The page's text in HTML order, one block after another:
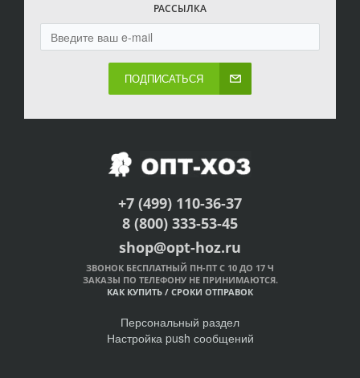
РАССЫЛКА
ПОДПИСАТЬСЯ
+7 (499) 110-36-37
8 (800) 333-53-45
shop@opt-hoz.ru
ЗВОНОК БЕСПЛАТНЫЙ ПН-ПТ С 10 ДО 17 Ч
ЗАКАЗЫ ПО ТЕЛЕФОНУ НЕ ПРИНИМАЮТСЯ.
КАК КУПИТЬ / СРОКИ ОТПРАВОК
Персональный раздел
Настройка push сообщений